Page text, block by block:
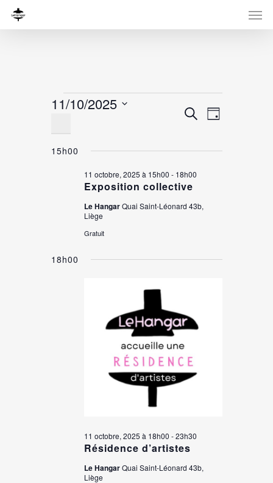
Évènements
11
octobre,
2025
Recherche
navigation
de
vues
Recherche
Jour
11/10/2025
date.
15h00
Exposition collective
11 octobre, 2025 à 15h00 - 18h00
Le HangarQuai Saint-Léonard 43b,
Liège
Gratuit
18h00
Résidence d’artistes
11 octobre, 2025 à 18h00 -23h30
Le HangarQuai Saint-Léonard 43b,
Liège